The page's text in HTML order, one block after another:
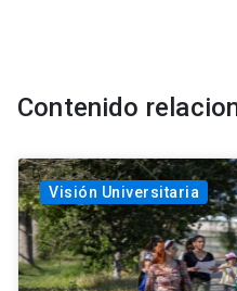
Contenido
Visión Universitaria